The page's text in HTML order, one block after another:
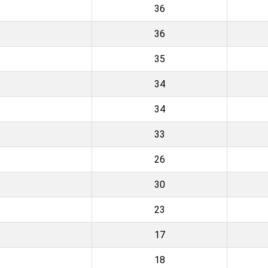
36
36
35
34
34
33
26
30
23
17
18